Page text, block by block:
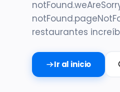
restaurantes
Ir al inicio